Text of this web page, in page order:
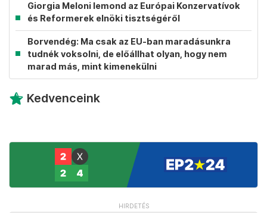
Giorgia Meloni lemond az Európai Konzervatívok
és Reformerek elnöki tisztségéről
Borvendég: Ma csak az EU-ban maradásunkra
tudnék voksolni, de előállhat olyan, hogy nem
marad más, mint kimenekülni
Kedvenceink